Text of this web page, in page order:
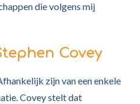
die volgens mij
Covey
zijn van een enkele
Covey stelt dat